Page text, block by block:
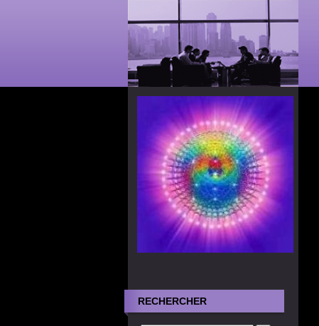
RECHERCHER